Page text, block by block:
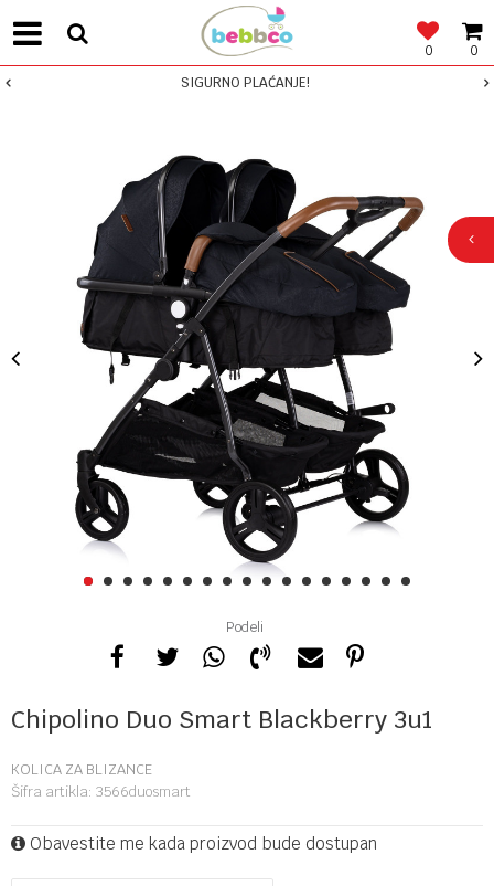
0
0
SIGURNO PLAĆANJE!
1 2 3 4 5 6 7 8 9 1011 121314151617
Podeli
Chipolino Duo Smart Blackberry 3u1
KOLICA ZA BLIZANCE
Šifra artikla: 3566duosmart
Obavestite me kada proizvod bude dostupan